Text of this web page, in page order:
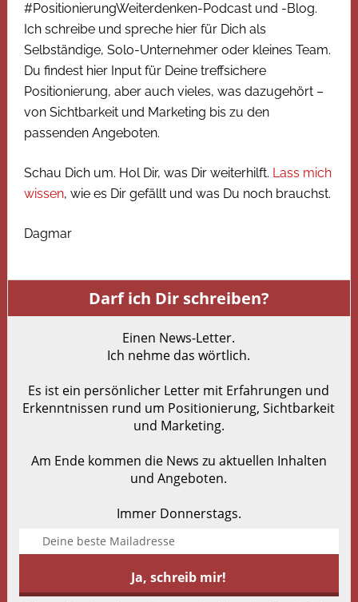
#PositionierungWeiterdenken-Podcast und -Blog.
Ich schreibe und spreche hier für Dich als
Selbständige, Solo-Unternehmer oder kleines Team.
Du findest hier Input für Deine treffsichere
Positionierung, aber auch vieles, was dazugehört –
von Sichtbarkeit und Marketing bis zu den
passenden Angeboten.
Schau Dich um. Hol Dir, was Dir weiterhilft. Lass mich
wissen, wie es Dir gefällt und was Du noch brauchst.
Dagmar
Darf ich Dir schreiben?
Einen News-Letter.
Ich nehme das wörtlich.
Es ist ein persönlicher Letter mit Erfahrungen und
Erkenntnissen rund um Positionierung, Sichtbarkeit
und Marketing.
Am Ende kommen die News zu aktuellen Inhalten
und Angeboten.
Immer Donnerstags.